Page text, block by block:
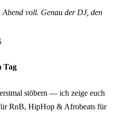
Abend voll. Genau der DJ, den
Tag
stöbern — ich zeige euch
RnB, HipHop & Afrobeats für